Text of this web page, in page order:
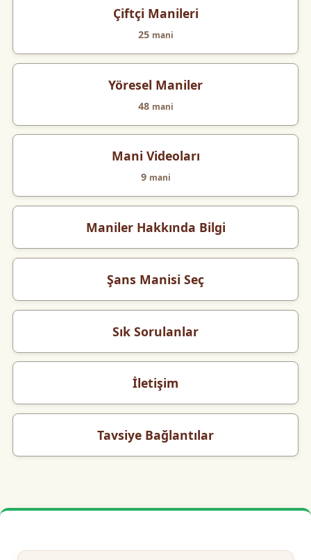
Çiftçi Manileri
25 mani
Yöresel Maniler
48 mani
Mani Videoları
9 mani
Maniler Hakkında Bilgi
Şans Manisi Seç
Sık Sorulanlar
İletişim
Tavsiye Bağlantılar